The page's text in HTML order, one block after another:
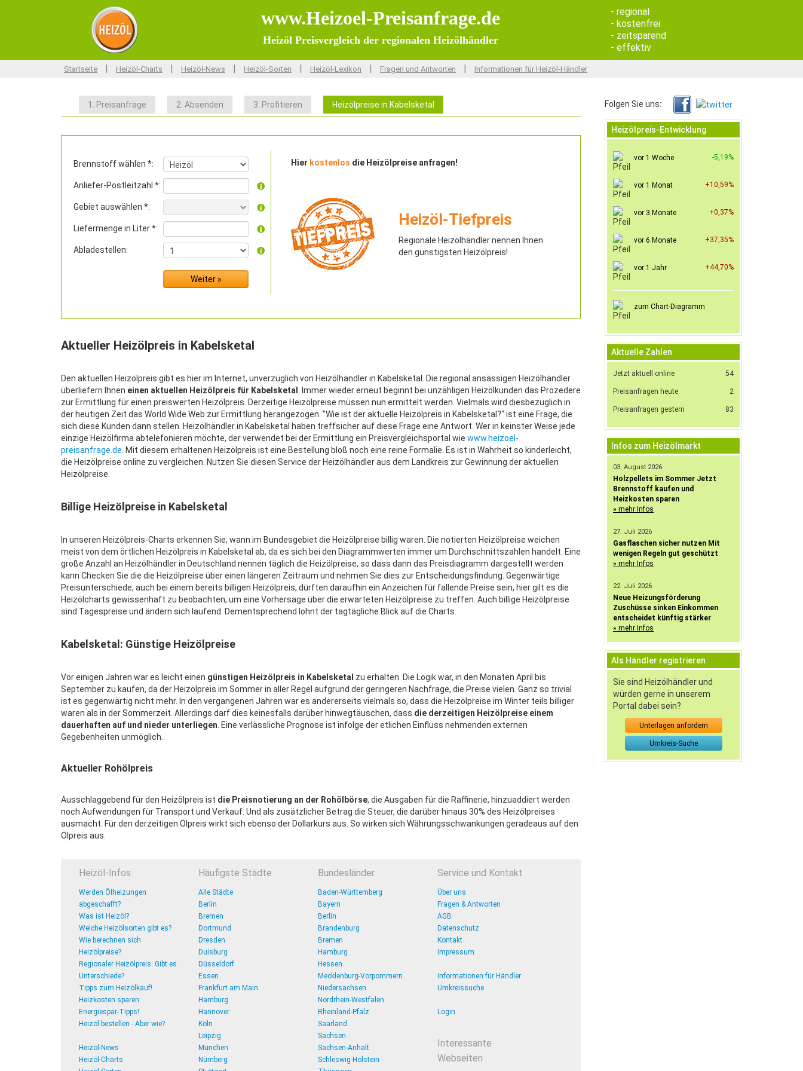
www.Heizoel-Preisanfrage.de
Heizöl Preisvergleich der regionalen Heizölhändler
- regional
- kostenfrei
- zeitsparend
- effektiv
Startseite | Heizöl-Charts | Heizöl-News | Heizöl-Sorten | Heizöl-Lexikon | Fragen und Antworten | Informationen für Heizöl-Händler
1. Preisanfrage 2. Absenden 3. Profitieren Heizölpreise in Kabelsketal
Brennstoff wählen *:
Anliefer-Postleitzahl *:
Gebiet auswählen *:
Liefermenge in Liter *:
Abladestellen:
Hier kostenlos die Heizölpreise anfragen!
Heizöl-Tiefpreis
Regionale Heizölhändler nennen Ihnen
den günstigsten Heizölpreis!
Aktueller Heizölpreis in Kabelsketal
Den aktuellen Heizölpreis gibt es hier im Internet, unverzüglich von Heizölhändler in Kabelsketal. Die regional ansässigen Heizölhändler
überliefern Ihnen einen aktuellen Heizölpreis für Kabelsketal
. Immer wieder erneut beginnt bei unzähligen Heizölkunden das Prozedere
zur Ermittlung für einen preiswerten Heizölpreis. Derzeitige Heizölpreise müssen nun ermittelt werden. Vielmals wird diesbezüglich in
der heutigen Zeit das World Wide Web zur Ermittlung herangezogen. "Wie ist der aktuelle Heizölpreis in Kabelsketal?" ist eine Frage, die
sich diese Kunden dann stellen. Heizölhändler in Kabelsketal haben treffsicher auf diese Frage eine Antwort. Wer in keinster Weise jede
einzige Heizölfirma abtelefonieren möchte, der verwendet bei der Ermittlung ein Preisvergleichsportal wie www.heizoel-
preisanfrage.de . Mit diesem erhaltenen Heizölpreis ist eine Bestellung bloß noch eine reine Formalie. Es ist in Wahrheit so kinderleicht,
die Heizölpreise online zu vergleichen. Nutzen Sie diesen Service der Heizölhändler aus dem Landkreis zur Gewinnung der aktuellen
Heizölpreise.
Billige Heizölpreise in Kabelsketal
In unseren Heizölpreis-Charts erkennen Sie, wann im Bundesgebiet die Heizölpreise billig waren. Die notierten Heizölpreise weichen
meist von dem örtlichen Heizölpreis in Kabelsketal ab, da es sich bei den Diagrammwerten immer um Durchschnittszahlen handelt. Eine
große Anzahl an Heizölhändler in Deutschland nennen täglich die Heizölpreise, so dass dann das Preisdiagramm dargestellt werden
kann Checken Sie die die Heizölpreise über einen längeren Zeitraum und nehmen Sie dies zur Entscheidungsfindung. Gegenwärtige
Preisunterschiede, auch bei einem bereits billigen Heizölpreis, dürften daraufhin ein Anzeichen für fallende Preise sein, hier gilt es die
Heizölcharts gewissenhaft zu beobachten, um eine Vorhersage über die erwarteten Heizölpreise zu treffen. Auch billige Heizölpreise
sind Tagespreise und ändern sich laufend. Dementsprechend lohnt der tagtägliche Blick auf die Charts.
Kabelsketal: Günstige Heizölpreise
Vor einigen Jahren war es leicht einen günstigen Heizölpreis in Kabelsketal zu erhalten. Die Logik war, in den Monaten April bis
September zu kaufen, da der Heizölpreis im Sommer in aller Regel aufgrund der geringeren Nachfrage, die Preise vielen. Ganz so trivial
ist es gegenwärtig nicht mehr. In den vergangenen Jahren war es andererseits vielmals so, dass die Heizölpreise im Winter teils billiger
waren als in der Sommerzeit. Allerdings darf dies keinesfalls darüber hinwegtäuschen, dass die derzeitigen Heizölpreise einem
dauerhaften auf und nieder unterliegen . Eine verlässliche Prognose ist infolge der etlichen Einfluss nehmenden externen
Gegebenheiten unmöglich.
Aktueller Rohölpreis
Ausschlaggebend für den Heizölpreis ist die Preisnotierung an der Rohölbörse, die Ausgaben für die Raffinerie, hinzuaddiert werden
noch Aufwendungen für Transport und Verkauf. Und als zusätzlicher Betrag die Steuer, die darüber hinaus 30% des Heizölpreises
ausmacht. Für den derzeitigen Ölpreis wirkt sich ebenso der Dollarkurs aus. So wirken sich Währungsschwankungen geradeaus auf den
Ölpreis aus.
Folgen Sie uns:
Heizölpreis-Entwicklung
vor 1 Woche -5,19%
vor 1 Monat +10,59%
vor 3 Monate +0,37%
vor 6 Monate +37,35%
vor 1 Jahr +44,70%
zum Chart-Diagramm
Aktuelle Zahlen
Jetzt aktuell online 54
Preisanfragen heute 2
Preisanfragen gestern 83
Infos zum Heizölmarkt
03. August 2026
Holzpellets im Sommer Jetzt
Brennstoff kaufen und
Heizkosten sparen
» mehr Infos
27. Juli 2026
Gasflaschen sicher nutzen Mit
wenigen Regeln gut geschützt
» mehr Infos
22. Juli 2026
Neue Heizungsförderung
Zuschüsse sinken Einkommen
entscheidet künftig stärker
» mehr Infos
Als Händler registrieren
Sie sind Heizölhändler und
würden gerne in unserem
Portal dabei sein?
Unterlagen anfordern
Umkreis-Suche
Heizöl-Infos
Werden Ölheizungen
abgeschafft?
Was ist Heizöl?
Welche Heizölsorten gibt es?
Wie berechnen sich
Heizölpreise?
Regionaler Heizölpreis: Gibt es
Unterschiede?
Tipps zum Heizölkauf!
Heizkosten sparen:
Energiespar-Tipps!
Heizöl bestellen - Aber wie?
Heizöl-News
Heizöl-Charts
Häufigste Städte
Alle Städte
Berlin
Bremen
Dortmund
Dresden
Duisburg
Düsseldorf
Essen
Frankfurt am Main
Hamburg
Hannover
Köln
Leipzig
München
Nürnberg
Bundesländer
Baden-Württemberg
Bayern
Berlin
Brandenburg
Bremen
Hamburg
Hessen
Mecklenburg-Vorpommern
Niedersachsen
Nordrhein-Westfalen
Rheinland-Pfalz
Saarland
Sachsen
Sachsen-Anhalt
Schleswig-Holstein
Service und Kontakt
Über uns
Fragen & Antworten
AGB
Datenschutz
Kontakt
Impressum
Informationen für Händler
Umkreissuche
Login
Interessante
Webseiten